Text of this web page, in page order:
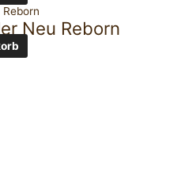
Neu Reborn